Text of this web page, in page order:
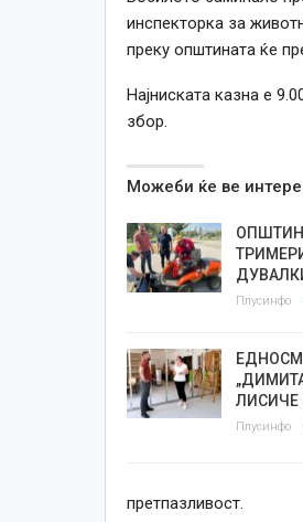
инспекторка за
преку општината ќе
Најниската казна е
збор.
Можеби ќе ве
Плусинфо
ЛИСИЧЕ
Плусинфо
претпазливост.